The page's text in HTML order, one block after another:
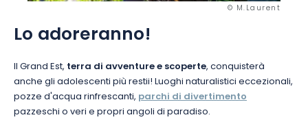
© M.Laurent
Lo adoreranno!
Il Grand Est, terra di avventure e scoperte, conquisterà
anche gli adolescenti più restii! Luoghi naturalistici eccezionali,
pozze d'acqua rinfrescanti, parchi di divertimento
pazzeschi o veri e propri angoli di paradiso.